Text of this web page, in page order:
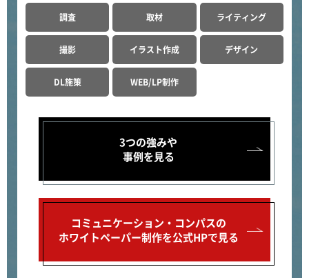
調査 取材 ライティング
撮影 イラスト作成 デザイン
DL施策 WEB/LP制作
3つの強みや
事例を見る
コミュニケーション・コンパスの
ホワイトペーパー制作を公式HPで見る